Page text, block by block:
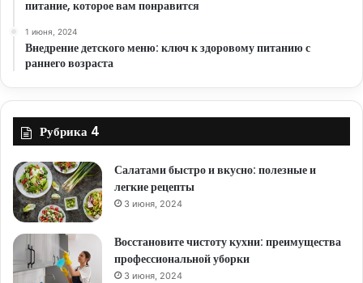
питание, которое вам понравится
1 июня, 2024
Внедрение детского меню: ключ к здоровому питанию с
раннего возраста
Рубрика 4
Салатами быстро и вкусно: полезные и
легкие рецепты
3 июня, 2024
Восстановите чистоту кухни: преимущества
профессиональной уборки
3 июня, 2024